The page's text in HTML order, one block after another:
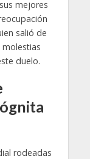
mejores
salió de
duelo.
rodeadas